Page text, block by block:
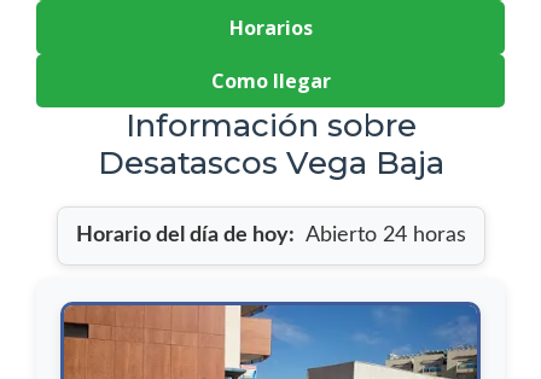
Horarios
Como llegar
Información sobre
Desatascos Vega Baja
Horario del día de hoy: Abierto 24 horas